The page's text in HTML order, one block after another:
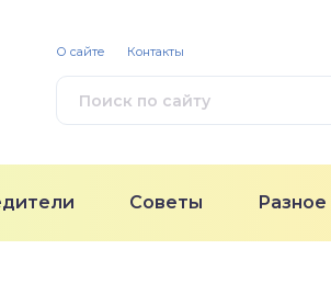
Советы Разное
О сайте Контакты